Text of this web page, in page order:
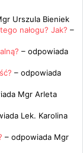
Urszula Bieniek
nałogu? Jak? –
– odpowiada
– odpowiada
Mgr Arleta
Lek. Karolina
– odpowiada Mgr